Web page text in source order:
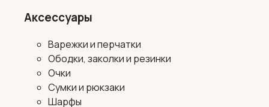
Аксессуары
Варежки и перчатки
Ободки, заколки и резинки
Очки
Сумки и рюкзаки
Шарфы